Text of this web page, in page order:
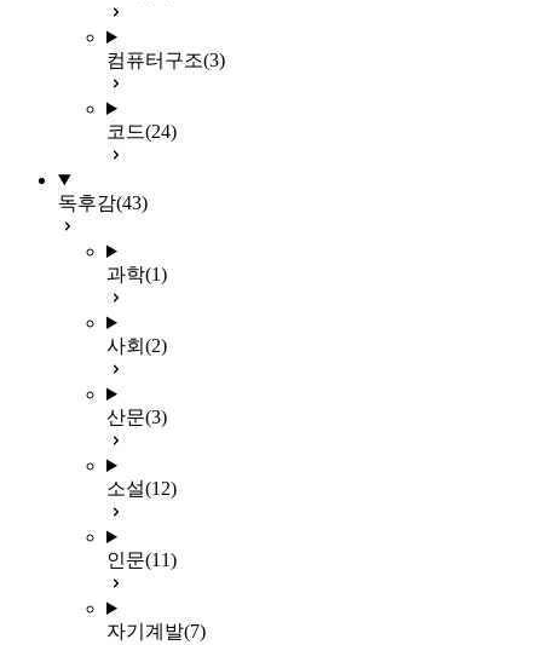
컴퓨터구조(3)
코드(24)
독후감(43)
과학(1)
사회 (2)
산문(3)
소설(12)
인문(11)
자기계발(7)